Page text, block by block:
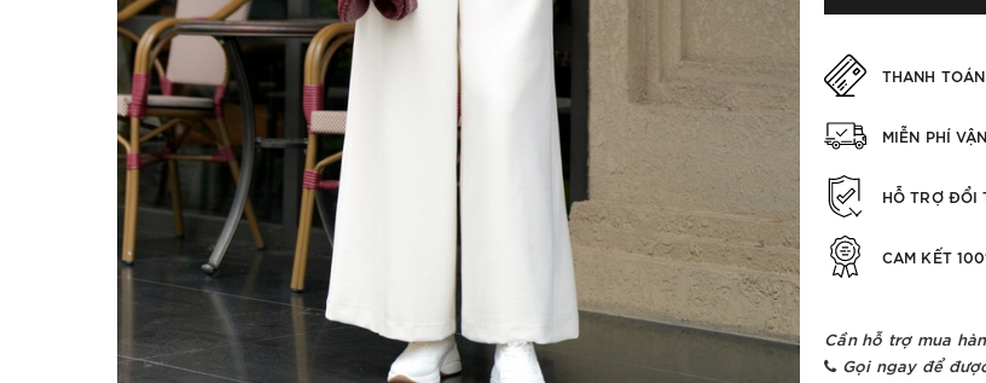
THANH
MIỄN PHÍ
HỖ TRỢ ĐỔI
CAM KẾT
Cần hỗ trợ mua
Gọi ngay để